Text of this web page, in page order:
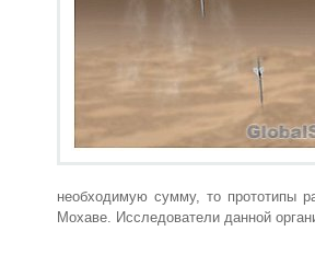
необходимую сумму, то прототипы
Мохаве. Исследователи данной